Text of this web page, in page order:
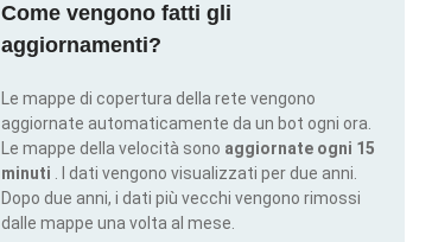
Come vengono fatti gli
aggiornamenti?
Le mappe di copertura della rete vengono
aggiornate automaticamente da un bot ogni ora.
Le mappe della velocità sono aggiornate ogni 15
minuti
. I dati vengono visualizzati per due anni.
Dopo due anni, i dati più vecchi vengono rimossi
dalle mappe una volta al mese.